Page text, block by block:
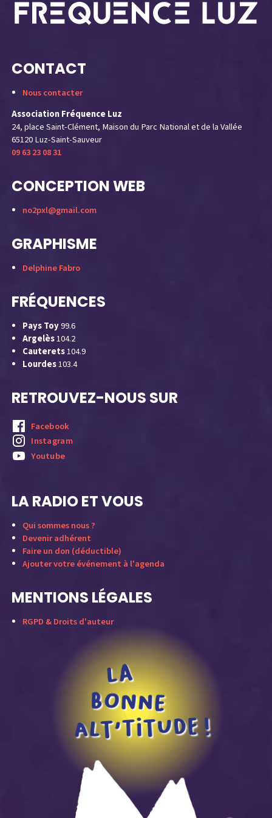
CONTACT
Nous contacter
Association Fréquence Luz
24, place Saint-Clément, Maison du Parc National et de la Vallée
65120 Luz-Saint-Sauveur
09 63 23 08 31
CONCEPTION WEB
no2pxl@gmail.com
GRAPHISME
Delphine Fabro
FRÉQUENCES
Pays Toy99.6
Argelès104.2
Cauterets104.9
Lourdes103.4
RETROUVEZ-NOUS SUR
Facebook
Instagram
Youtube
LA RADIO ET VOUS
Qui sommes nous ?
Devenir adhérent
Faire un don (déductible)
Ajouter votre événement à l'agenda
MENTIONS LÉGALES
RGPD & Droits d'auteur